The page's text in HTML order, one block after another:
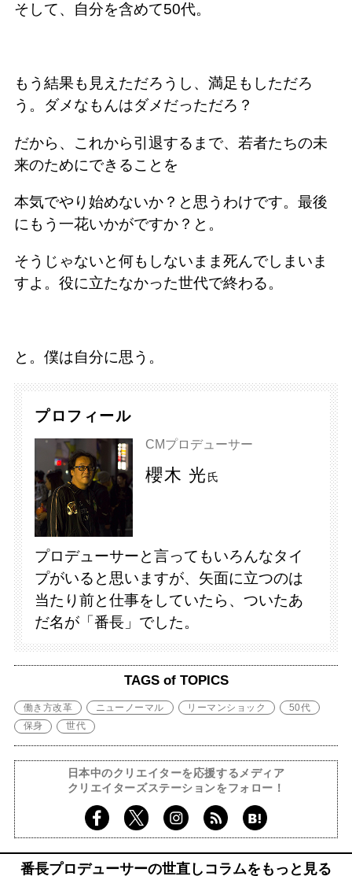
そして、自分を含めて50代。
もう結果も見えただろうし、満足もしただろ
う。ダメなもんはダメだっただろ？
だから、これから引退するまで、若者たちの未
来のためにできることを
本気でやり始めないか？と思うわけです。最後
にもう一花いかがですか？と。
そうじゃないと何もしないまま死んでしまいま
すよ。役に立たなかった世代で終わる。
と。僕は自分に思う。
プロフィール
CMプロデューサー
櫻木 光氏
プロデューサーと言ってもいろんなタイ
プがいると思いますが、矢面に立つのは
当たり前と仕事をしていたら、ついたあ
だ名が「番長」でした。
TAGS of TOPICS
働き方改革 ニューノーマル リーマンショック
50代
保身
世代
日本中のクリエイターを応援するメディア
クリエイターズステーションをフォロー！
番長プロデューサーの世直しコラムをもっと見る